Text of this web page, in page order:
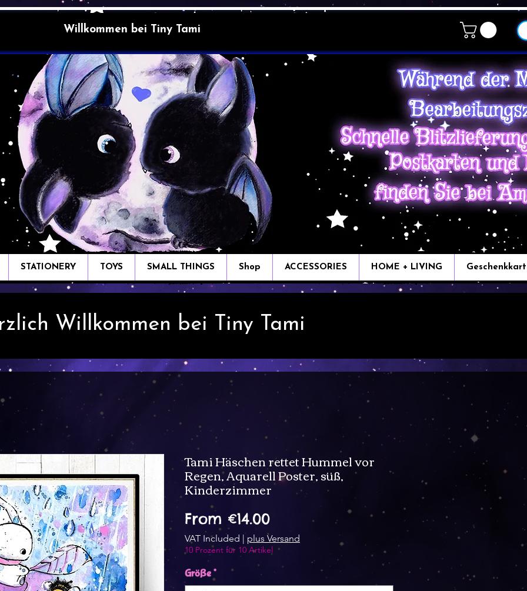
Willkommen bei Tiny Tami
STATIONERY TOYS SMALL THINGS Shop ACCESSORIES HOME + LIVING
Willkommen bei Tiny Tami
Tami Häschen rettet Hummel vor
Regen, Aquarell Poster, süß,
Kinderzimmer
From €14.00Sale
Price
VAT Included | plus Versand
10 Prozent für 10 Artikel
Größe*